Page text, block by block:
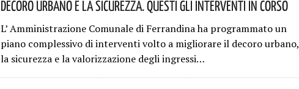
Decoro Urbano E La Sicurezza. Questi Gli Interventi In Corso
L’ Amministrazione Comunale di Ferrandina ha programmato un
piano complessivo di interventi volto a migliorare il decoro urbano,
la sicurezza e la valorizzazione degli ingressi…